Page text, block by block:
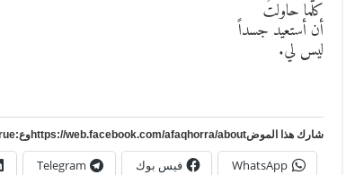
كلّما حاولتُ
أن أستعيد جسداً
ليس لي.
شارك هذا الموضhttps://web.facebook.com/afaqhorra/aboutوع:https://www.pinterest.com/?autologin=true
WhatsApp فيس بوك Telegram